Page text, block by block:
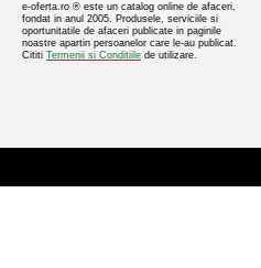
e-oferta.ro ® este un catalog online de afaceri,
fondat in anul 2005. Produsele, serviciile si
oportunitatile de afaceri publicate in paginile
noastre apartin persoanelor care le-au publicat.
Cititi Termenii si Conditiile de utilizare.